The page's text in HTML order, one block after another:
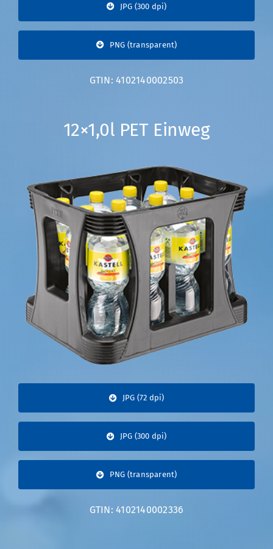
JPG (300 dpi)
PNG (transparent)
GTIN: 4102140002503
12×1,0l PET Einweg
JPG (72 dpi)
JPG (300 dpi)
PNG (transparent)
GTIN: 4102140002336